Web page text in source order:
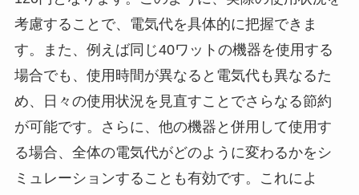
考慮することで、電気代を具体的に把握できま
す。また、例えば同じ40ワットの機器を使用する
場合でも、使用時間が異なると電気代も異なるた
め、日々の使用状況を見直すことでさらなる節約
が可能です。さらに、他の機器と併用して使用す
る場合、全体の電気代がどのように変わるかをシ
ミュレーションすることも有効です。これによ